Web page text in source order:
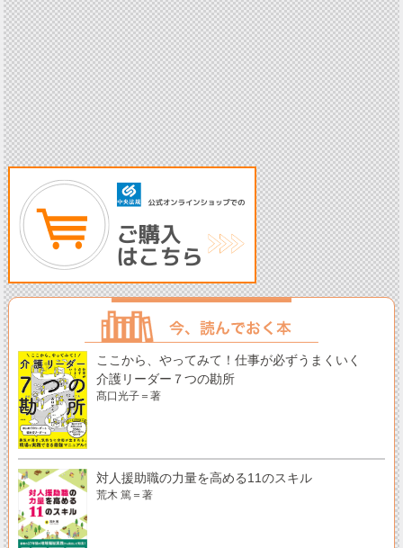
ここから、やってみて！仕事が必ずうまくいく
介護リーダー７つの勘所
髙口光子＝著
対人援助職の力量を高める11のスキル
荒木 篤＝著